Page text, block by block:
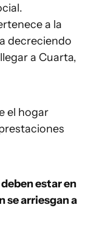
a la
decreciendo
a Cuarta,
el hogar
estar en
se arriesgan a